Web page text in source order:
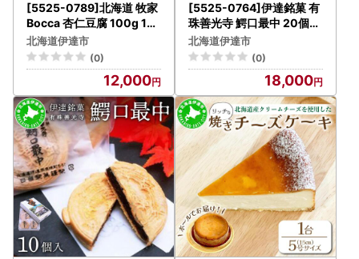
[5525-0789]北海道 牧家
Bocca 杏仁豆腐 100g 12
個 計1.2kg 小分け 食べき
りサイズ 生乳 ミルク 練乳
濃厚 デザート スイーツ お
やつ 乳製品 冷蔵 お取り寄
せ 詰め合わせ 送料無料
北海道伊達市
(0)
12,000
[5525-0764]伊達銘菓 有
珠善光寺 鰐口最中 20個セ
ット（10個入×2箱）
北海道伊達市
(0)
18,000